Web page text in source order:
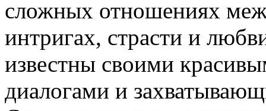
сложных отношениях
интригах, страсти и
известны своими
диалогами и